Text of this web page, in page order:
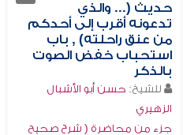
حديث (... والذي
تدعونه أقرب إلى أحدكم
من عنق راحلته) , باب
استحباب خفض الصوت
بالذكر
للشيخ: حسن أبو الأشبال
الزهيري
جزء من محاضرة ( شرح صحيح